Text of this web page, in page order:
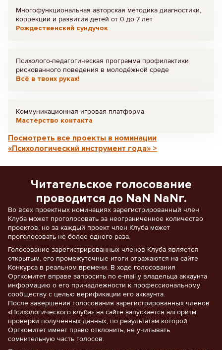
Многофункциональная авторская методика диагностики,
коррекции и развития детей от 0 до 7 лет
Рождественский сундучок
Психолого-педагогическая программа профилактики
рискованного поведения в молодёжной среде
Всё в твоих руках!
Коммуникационная игровая платформа
Мастерство контакта
Посмотреть все проекты в номинации
«Психологический инструмент года» >
Читательское голосование
проводится до NaN NaNг.
Во всех проектных номинациях зарегистрированный член
Клуба может проголосовать за неограниченное количество
проектов, но за каждый проект член Клуба может
проголосовать не более одного раза.
Голосование зарегистрированных членов Клуба является
открытым, его промежуточные итоги отражаются на сайте
Конкурса в реальном времени. В ходе голосования
Оргкомитет вправе запросить по e-mail у владельца аккаунта
информацию о его принадлежности к профессиональному
сообществу с целью верификации его аккаунта.
После завершения голосования зарегистрированных членов
«Психологического клуба» на сайте запускается алгоритм
проверки полученных данных, по результатам которой
Оргкомитет имеет право отклонить, не учитывать
сомнительную часть голосов.